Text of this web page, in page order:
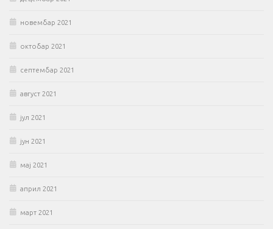
новембар 2021
октобар 2021
септембар 2021
август 2021
јул 2021
јун 2021
мај 2021
април 2021
март 2021